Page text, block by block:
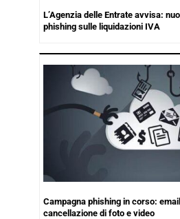
L’Agenzia delle Entrate avvisa:
phishing sulle liquidazioni IVA
Campagna phishing in corso:
cancellazione di foto e video